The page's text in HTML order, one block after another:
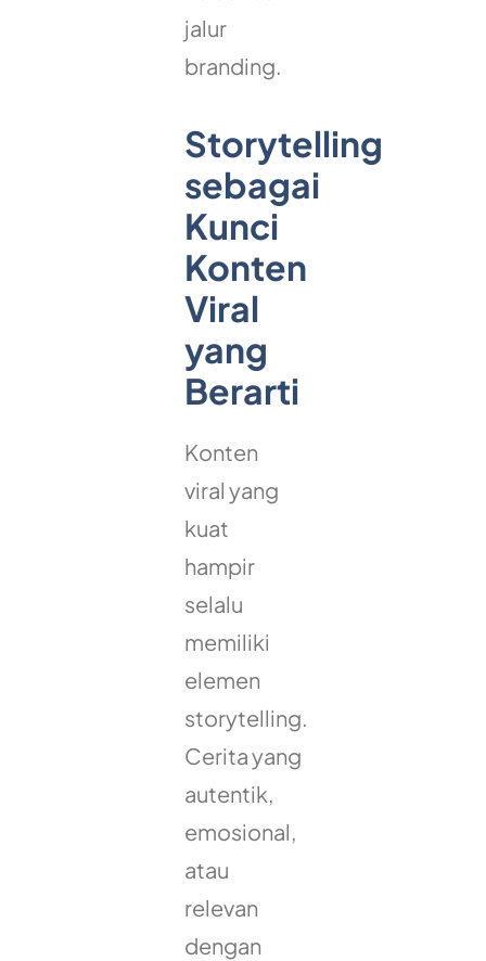
jalur
branding.
Storytelling
sebagai
Kunci
Konten
Viral
yang
Berarti
Konten
viral yang
kuat
hampir
selalu
memiliki
elemen
storytelling.
Cerita yang
autentik,
emosional,
atau
relevan
dengan